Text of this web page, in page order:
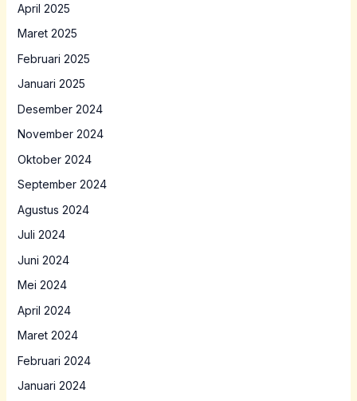
April 2025
Maret 2025
Februari 2025
Januari 2025
Desember 2024
November 2024
Oktober 2024
September 2024
Agustus 2024
Juli 2024
Juni 2024
Mei 2024
April 2024
Maret 2024
Februari 2024
Januari 2024